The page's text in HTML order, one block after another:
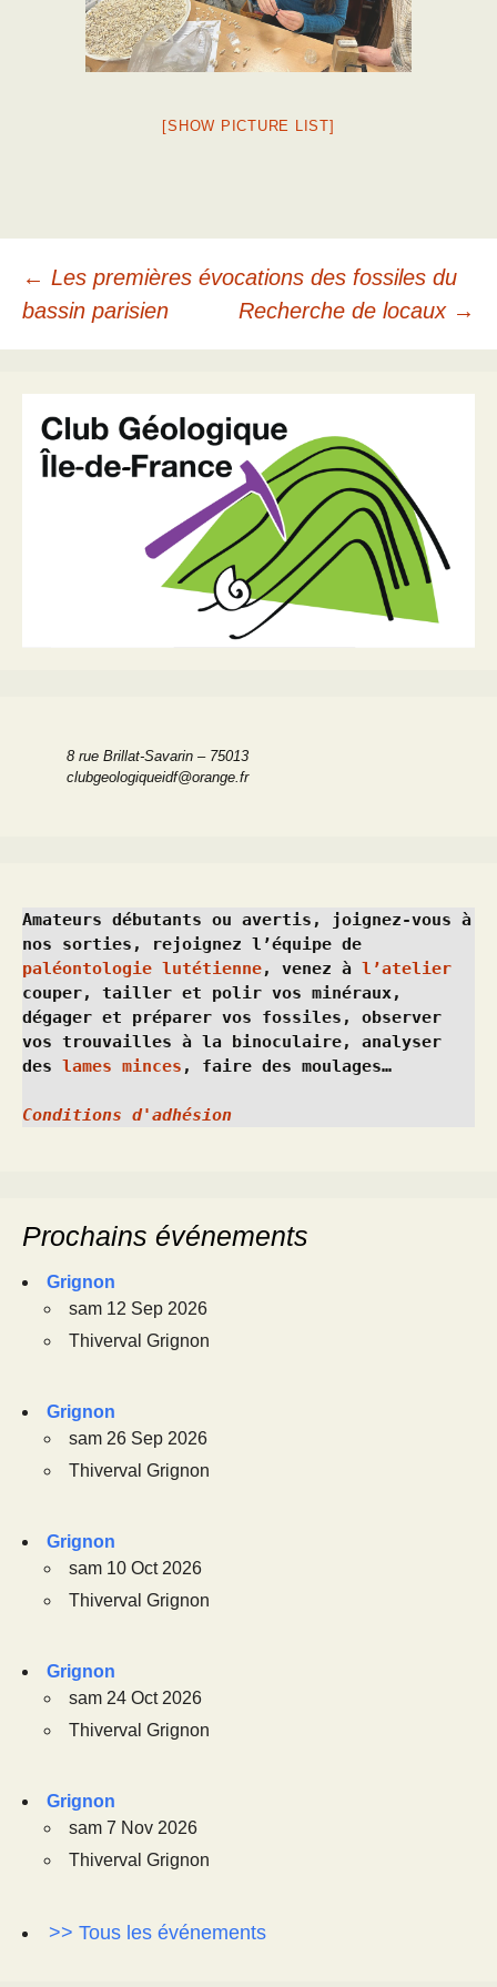
[SHOW PICTURE LIST]
Navigation
des
articles
← Les premières évocations des fossiles du
bassin parisien
Recherche de locaux →
8 rue Brillat-Savarin – 75013
clubgeologiqueidf@orange.fr
Amateurs débutants ou avertis, joignez-vous à
paléontologie lutétienne, venez à l’atelier
couper, tailler et polir vos minéraux,
dégager et préparer vos fossiles, observer
vos trouvailles à la binoculaire, analyser
des lames minces , faire des moulages…
Conditions d'adhésion
Prochains événements
Grignon
sam 12 Sep 2026
Thiverval Grignon
Grignon
sam 26 Sep 2026
Thiverval Grignon
Grignon
sam 10 Oct 2026
Thiverval Grignon
Grignon
sam 24 Oct 2026
Thiverval Grignon
Grignon
sam 7 Nov 2026
Thiverval Grignon
>> Tous les événements